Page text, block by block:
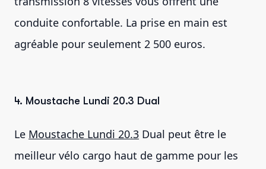
conduite confortable. La prise en main est
agréable pour seulement 2 500 euros.
4. Moustache Lundi 20.3 Dual
Le Moustache Lundi 20.3 Dual peut être le
meilleur vélo cargo haut de gamme pour les